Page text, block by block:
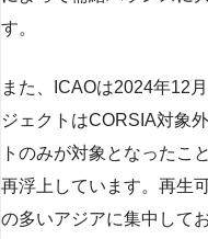
す。
また、ICAOは2024年12
ジェクトはCORSIA対象
トのみが対象となったこ
再浮上しています。再生
の多いアジアに集中して